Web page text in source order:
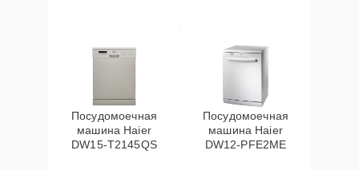
Посудомоечная
машина Haier
DW15-T2145QS
Посудомоечная
машина Haier
DW12-PFE2ME